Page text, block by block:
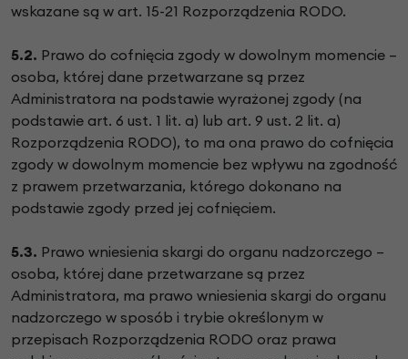
wskazane są w art. 15-21 Rozporządzenia RODO.
5.2. Prawo do cofnięcia zgody w dowolnym momencie –
osoba, której dane przetwarzane są przez
Administratora na podstawie wyrażonej zgody (na
podstawie art. 6 ust. 1 lit. a) lub art. 9 ust. 2 lit. a)
Rozporządzenia RODO), to ma ona prawo do cofnięcia
zgody w dowolnym momencie bez wpływu na zgodność
z prawem przetwarzania, którego dokonano na
podstawie zgody przed jej cofnięciem.
5.3. Prawo wniesienia skargi do organu nadzorczego –
osoba, której dane przetwarzane są przez
Administratora, ma prawo wniesienia skargi do organu
nadzorczego w sposób i trybie określonym w
przepisach Rozporządzenia RODO oraz prawa